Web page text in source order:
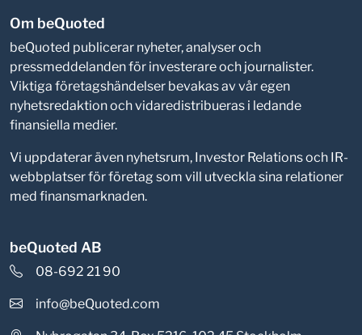
Om beQuoted
beQuoted publicerar nyheter, analyser och
pressmeddelanden för investerare och journalister.
Viktiga företagshändelser bevakas av vår egen
nyhetsredaktion och vidaredistribueras i ledande
finansiella medier.
Vi uppdaterar även nyhetsrum, Investor Relations och IR-
webbplatser för företag som vill utveckla sina relationer
med finansmarknaden.
beQuoted AB
08-692 21 90
info@beQuoted.com